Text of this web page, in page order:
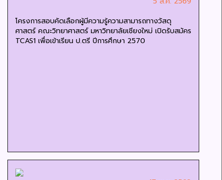
โครงการสอบคัดเลือกผู้มีความรู้ความสามารถทางวัสดุ
ศาสตร์ คณะวิทยาศาสตร์ มหาวิทยาลัยเชียงใหม่ เปิดรับสมัคร
TCAS1 เพื่อเข้าเรียน ป.ตรี ปีการศึกษา 2570